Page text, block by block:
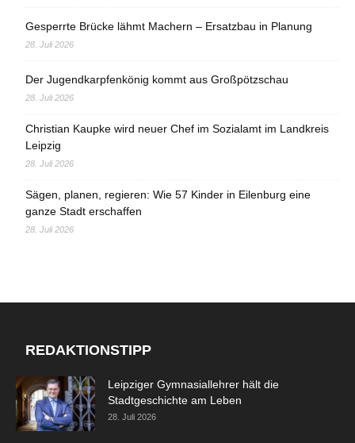
Gesperrte Brücke lähmt Machern – Ersatzbau in Planung
28. Juli 2026
Der Jugendkarpfenkönig kommt aus Großpötzschau
28. Juli 2026
Christian Kaupke wird neuer Chef im Sozialamt im Landkreis
Leipzig
28. Juli 2026
Sägen, planen, regieren: Wie 57 Kinder in Eilenburg eine
ganze Stadt erschaffen
28. Juli 2026
REDAKTIONSTIPP
Leipziger Gymnasiallehrer hält die
Stadtgeschichte am Leben
28. Juli 2026